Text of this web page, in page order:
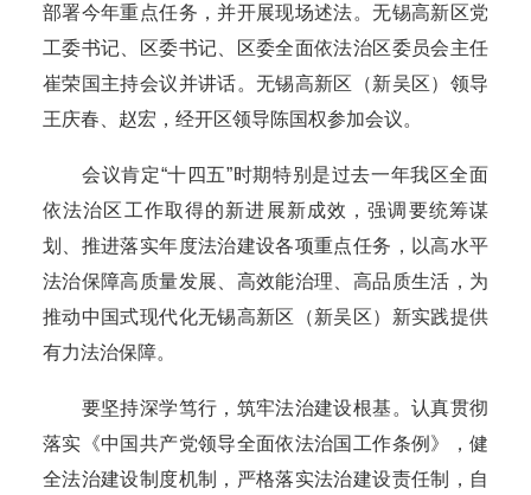
部署今年重点任务，并开展现场述法。无锡高新区党
工委书记、区委书记、区委全面依法治区委员会主任
崔荣国主持会议并讲话。无锡高新区（新吴区）领导
王庆春、赵宏，经开区领导陈国权参加会议。
会议肯定“十四五”时期特别是过去一年我区全面
依法治区工作取得的新进展新成效，强调要统筹谋
划、推进落实年度法治建设各项重点任务，以高水平
法治保障高质量发展、高效能治理、高品质生活，为
推动中国式现代化无锡高新区（新吴区）新实践提供
有力法治保障。
要坚持深学笃行，筑牢法治建设根基。认真贯彻
落实《中国共产党领导全面依法治国工作条例》，健
全法治建设制度机制，严格落实法治建设责任制，自